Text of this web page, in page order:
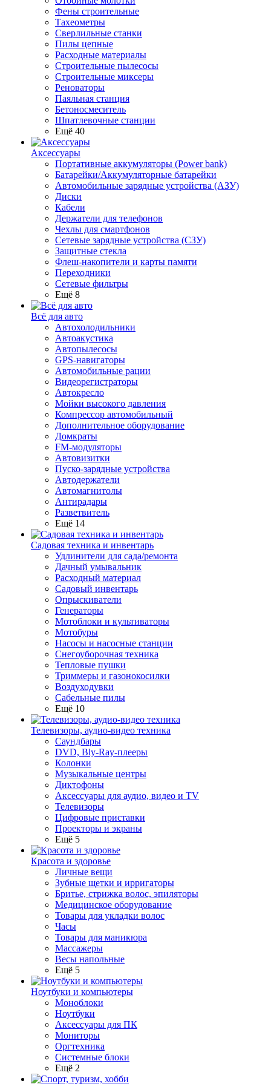
Фены строительные
Тахеометры
Сверлильные станки
Пилы цепные
Расходные материалы
Строительные пылесосы
Строительные миксеры
Реноваторы
Паяльная станция
Бетоносмеситель
Шпатлевочные станции
Ещё 40
Аксессуары
Портативные аккумуляторы (Power bank)
Батарейки/Аккумуляторные батарейки
Автомобильные зарядные устройства (АЗУ)
Диски
Кабели
Держатели для телефонов
Чехлы для смартфонов
Сетевые зарядные устройства (СЗУ)
Защитные стекла
Флеш-накопители и карты памяти
Переходники
Сетевые фильтры
Ещё 8
Всё для авто
Автохолодильники
Автоакустика
Автопылесосы
GPS-навигаторы
Автомобильные рации
Видеорегистраторы
Автокресло
Мойки высокого давления
Компрессор автомобильный
Дополнительное оборудование
Домкраты
FM-модуляторы
Автовизитки
Пуско-зарядные устройства
Автодержатели
Автомагнитолы
Антирадары
Разветвитель
Ещё 14
Садовая техника и инвентарь
Удлинители для сада/ремонта
Дачный умывальник
Расходный материал
Садовый инвентарь
Опрыскиватели
Генераторы
Мотоблоки и культиваторы
Мотобуры
Насосы и насосные станции
Снегоуборочная техника
Тепловые пушки
Триммеры и газонокосилки
Воздуходувки
Сабельные пилы
Ещё 10
Телевизоры, аудио-видео техника
Саундбары
DVD, Bly-Ray-плееры
Колонки
Музыкальные центры
Диктофоны
Аксессуары для аудио, видео и TV
Телевизоры
Цифровые приставки
Проекторы и экраны
Ещё 5
Красота и здоровье
Личные вещи
Зубные щетки и ирригаторы
Бритье, стрижка волос, эпиляторы
Медицинское оборудование
Товары для укладки волос
Часы
Товары для маникюра
Массажеры
Весы напольные
Ещё 5
Ноутбуки и компьютеры
Моноблоки
Ноутбуки
Аксессуары для ПК
Мониторы
Оргтехника
Системные блоки
Ещё 2